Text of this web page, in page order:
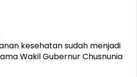
kesehatan sudah menjadi
Wakil Gubernur Chusnunia